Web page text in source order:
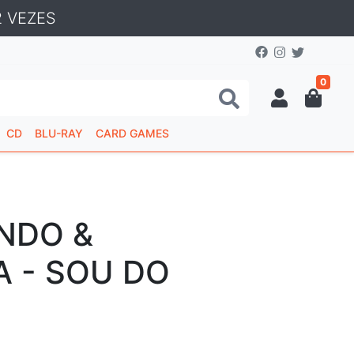
VEZES
0
CD BLU-RAY CARD GAMES
&
- SOU DO